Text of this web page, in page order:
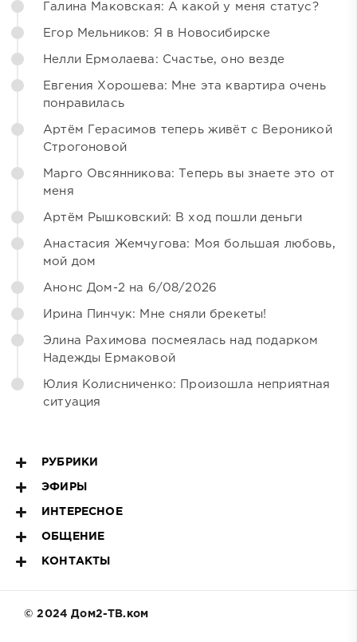
Галина Маковская: А какой у меня статус?
Егор Мельников: Я в Новосибирске
Нелли Ермолаева: Счастье, оно везде
Евгения Хорошева: Мне эта квартира очень
понравилась
Артём Герасимов теперь живёт с Вероникой
Строгоновой
Марго Овсянникова: Теперь вы знаете это от
меня
Артём Рышковский: В ход пошли деньги
Анастасия Жемчугова: Моя большая любовь,
мой дом
Анонс Дом-2 на 6/08/2026
Ирина Пинчук: Мне сняли брекеты!
Элина Рахимова посмеялась над подарком
Надежды Ермаковой
Юлия Колисниченко: Произошла неприятная
ситуация
РУБРИКИ
ЭФИРЫ
ИНТЕРЕСНОЕ
ОБЩЕНИЕ
КОНТАКТЫ
© 2024 Дом2-ТВ.ком